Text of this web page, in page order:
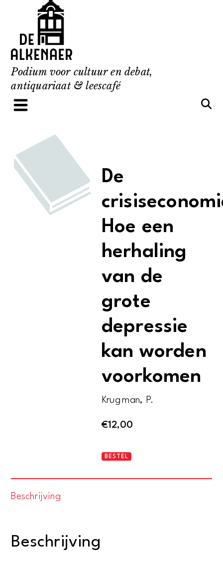
content
Podium voor cultuur en debat,
antiquariaat & leescafé
De
Hoe een
herhaling
van de
grote
depressie
kan worden
voorkomen
Krugman, P.
€12,00
De
BESTEL
Beschrijving
Beschrijving